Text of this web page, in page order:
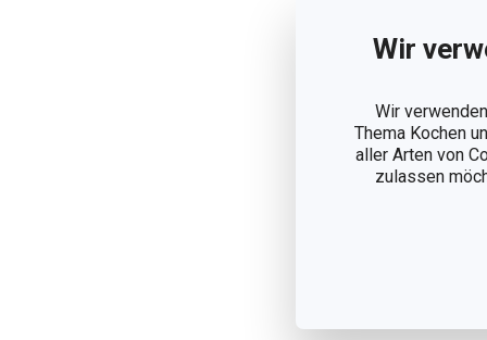
Wir
Wir
Thema Kochen
aller Arten von
zulassen
12